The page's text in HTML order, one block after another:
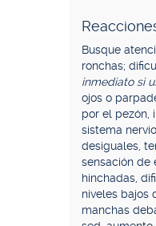
Busque
ronchas;
inmediato si
ojos o
por el pezón,
sistema
desiguales,
sensación de
hinchadas,
niveles bajos
manchas